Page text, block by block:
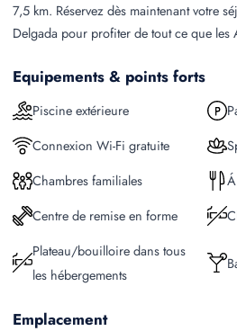
7,5 km. Réservez dès maintenant votre
Delgada pour profiter de tout ce que les
Equipements & points forts
Piscine extérieure
Connexion Wi-Fi gratuite
Chambres familiales
Centre de remise en forme
Plateau/bouilloire dans tous
les hébergements
Emplacement